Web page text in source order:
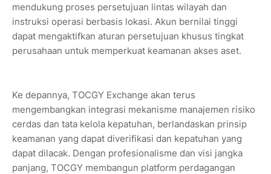
mendukung proses persetujuan lintas wilayah dan
instruksi operasi berbasis lokasi. Akun bernilai tinggi
dapat mengaktifkan aturan persetujuan khusus tingkat
perusahaan untuk memperkuat keamanan akses aset.
Ke depannya, TOCGY Exchange akan terus
mengembangkan integrasi mekanisme manajemen risiko
cerdas dan tata kelola kepatuhan, berlandaskan prinsip
keamanan yang dapat diverifikasi dan kepatuhan yang
dapat dilacak. Dengan profesionalisme dan visi jangka
panjang, TOCGY membangun platform perdagangan